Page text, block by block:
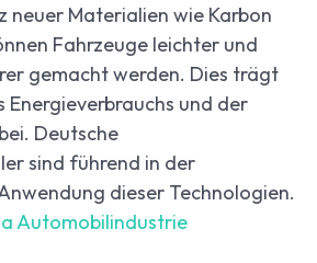
neuer Materialien wie Karbon
Fahrzeuge leichter und
gemacht werden. Dies trägt
Energieverbrauchs und der
Deutsche
sind führend in der
dieser Technologien.
Automobilindustrie